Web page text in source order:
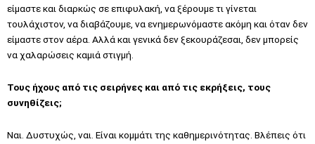
είμαστε και διαρκώς σε επιφυλακή, να ξέρουμε τι γίνεται
τουλάχιστον, να διαβάζουμε, να ενημερωνόμαστε ακόμη και όταν δεν
είμαστε στον αέρα. Αλλά και γενικά δεν ξεκουράζεσαι, δεν μπορείς
να χαλαρώσεις καμιά στιγμή.
Τους ήχους από τις σειρήνες και από τις εκρήξεις, τους
συνηθίζεις;
Ναι. Δυστυχώς, ναι. Είναι κομμάτι της καθημερινότητας. Βλέπεις ότι